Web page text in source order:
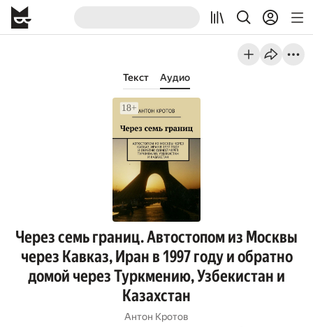
Текст Аудио
Через семь границ. Автостопом из Москвы
через Кавказ, Иран в 1997 году и обратно
домой через Туркмению, Узбекистан и
Казахстан
Антон Кротов